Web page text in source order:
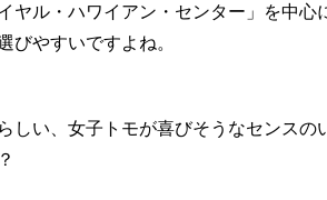
ヤル・ハワイアン・センター」を中心
びやすいですよね。
しい、女子トモが喜びそうなセンスの